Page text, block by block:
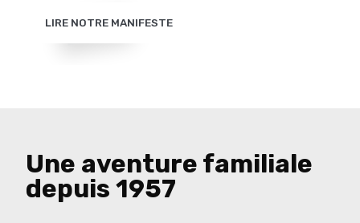
LIRE NOTRE MANIFESTE
Une aventure familiale
depuis 1957